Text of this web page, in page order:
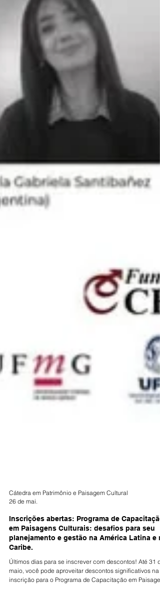
Cátedra em Patrimônio e Paisagem Cultural
26 de mai.
Inscrições abertas: Programa de Capacitação
em Paisagens Culturais: desafios para seu
planejamento e gestão na América Latina e
Caribe.
Últimos dias para se inscrever com descontos! Até 31